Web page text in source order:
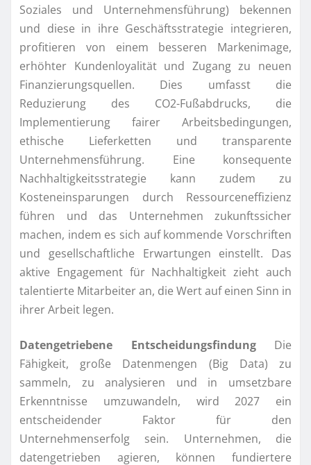
Soziales und Unternehmensführung) bekennen
und diese in ihre Geschäftsstrategie integrieren,
profitieren von einem besseren Markenimage,
erhöhter Kundenloyalität und Zugang zu neuen
Finanzierungsquellen. Dies umfasst die
Reduzierung des CO2-Fußabdrucks, die
Implementierung fairer Arbeitsbedingungen,
ethische Lieferketten und transparente
Unternehmensführung. Eine konsequente
Nachhaltigkeitsstrategie kann zudem zu
Kosteneinsparungen durch Ressourceneffizienz
führen und das Unternehmen zukunftssicher
machen, indem es sich auf kommende Vorschriften
und gesellschaftliche Erwartungen einstellt. Das
aktive Engagement für Nachhaltigkeit zieht auch
talentierte Mitarbeiter an, die Wert auf einen Sinn in
ihrer Arbeit legen.
Datengetriebene EntscheidungsfindungDie
Fähigkeit, große Datenmengen (Big Data) zu
sammeln, zu analysieren und in umsetzbare
Erkenntnisse umzuwandeln, wird 2027 ein
entscheidender Faktor für den
Unternehmenserfolg sein. Unternehmen, die
datengetrieben agieren, können fundiertere